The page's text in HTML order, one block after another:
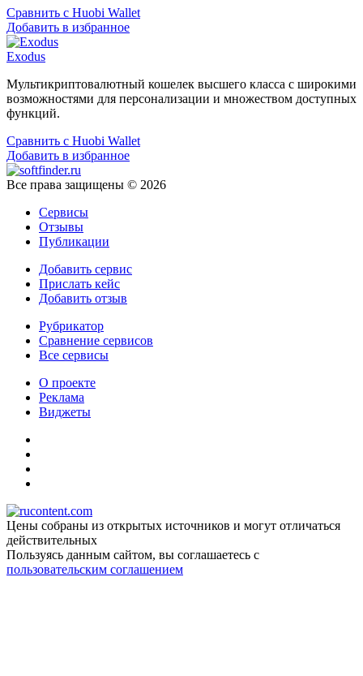
Сравнить с Huobi Wallet
Добавить в избранное
Exodus
Мультикриптовалютный кошелек высшего класса с широкими
возможностями для персонализации и множеством доступных
функций.
Сравнить с Huobi Wallet
Добавить в избранное
Все права защищены © 2026
Сервисы
Отзывы
Публикации
Добавить сервис
Прислать кейс
Добавить отзыв
Рубрикатор
Сравнение сервисов
Все сервисы
О проекте
Реклама
Виджеты
Цены собраны из открытых источников и могут отличаться
действительных
Пользуясь данным сайтом, вы соглашаетесь c
пользовательским соглашением